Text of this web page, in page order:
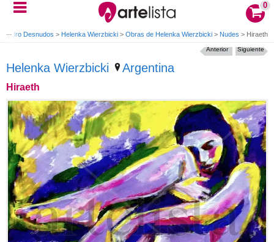
0
Cuadro Desnudos > Helenka Wierzbicki > Obras de Helenka Wierzbicki > Nudes > Hiraeth
Helenka Wierzbicki Argentina
Hiraeth
Siguiente
Anterior